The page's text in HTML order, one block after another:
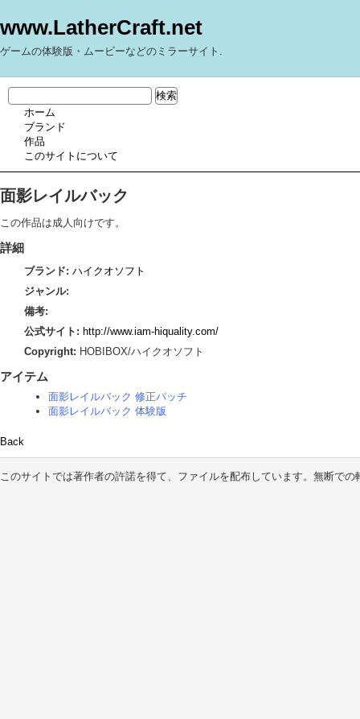
www.LatherCraft.net
ゲームの体験版・ムービーなどのミラーサイト.
ホーム
ブランド
作品
このサイトについて
面影レイルバック
この作品は成人向けです。
詳細
ブランド: ハイクオソフト
ジャンル:
備考:
公式サイト: http://www.iam-hiquality.com/
Copyright: HOBIBOX/ハイクオソフト
アイテム
面影レイルバック 修正パッチ
面影レイルバック 体験版
Back
このサイトでは著作者の許諾を得て、ファイルを配布しています。無断での